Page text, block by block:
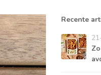
Recente